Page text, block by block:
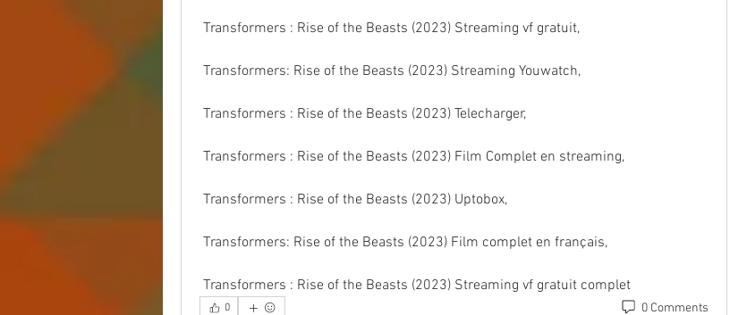
Transformers : Rise of the Beasts (2023) Streaming vf gratuit,
Transformers: Rise of the Beasts (2023) Streaming Youwatch,
Transformers : Rise of the Beasts (2023) Telecharger,
Transformers : Rise of the Beasts (2023) Film Complet en streaming,
Transformers : Rise of the Beasts (2023) Uptobox,
Transformers: Rise of the Beasts (2023) Film complet en français,
Transformers : Rise of the Beasts (2023) Streaming vf gratuit complet
0 0 Comments